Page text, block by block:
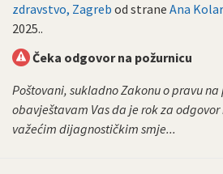
zdravstvo, Zagreb od strane Ana
2025..
Čeka odgovor na požurnicu
Poštovani, sukladno Zakonu o pravu
obavještavam Vas da je rok za
važećim dijagnostičkim smje...